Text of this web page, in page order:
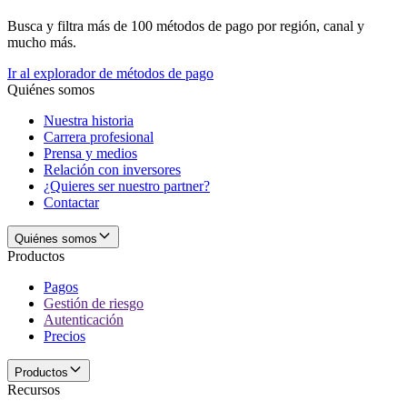
Busca y filtra más de 100 métodos de pago por región, canal y
mucho más.
Ir al explorador de métodos de pago
Quiénes somos
Nuestra historia
Carrera profesional
Prensa y medios
Relación con inversores
¿Quieres ser nuestro partner?
Contactar
Quiénes somos
Productos
Pagos
Gestión de riesgo
Autenticación
Precios
Productos
Recursos